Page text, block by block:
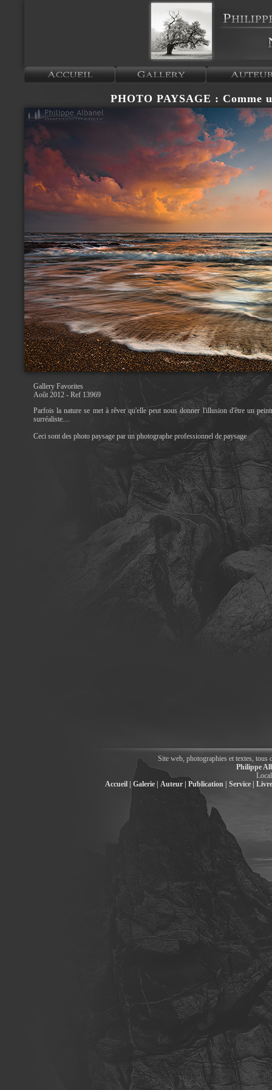
PHOTO PAYSAGE : Comme
Gallery Favorites
Août 2012 - Ref 13969
Parfois la nature se met à rêver qu'elle peut nous donner l'illusion d'être un
surréaliste....
Ceci sont des photo paysage par un photographe professionnel de paysage
Site web, photographies et textes, tous
Philippe
Accueil |
Galerie | Auteur | Publication | Service |